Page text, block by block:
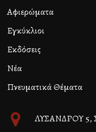
Αφιερώματα
Εγκύκλιοι
Εκδόσεις
Νέα
Πνευματικά Θέματα
ΛΥΣΑΝΔΡΟΥ 5,